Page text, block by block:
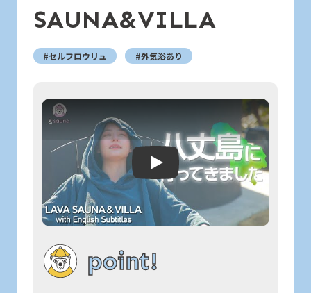
SAUNA&VILLA
#セルフロウリュ #外気浴あり
Play: Keynote (Google I/O '18)
point!